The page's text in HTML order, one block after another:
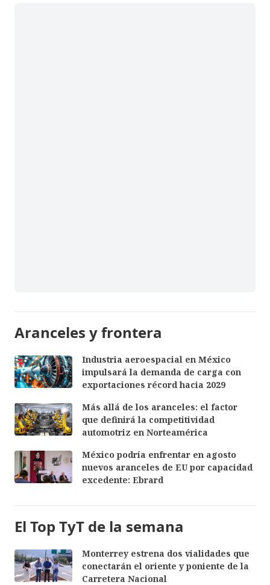
Aranceles y frontera
Industria aeroespacial en México
impulsará la demanda de carga con
exportaciones récord hacia 2029
Más allá de los aranceles: el factor
que definirá la competitividad
automotriz en Norteamérica
México podría enfrentar en agosto
nuevos aranceles de EU por capacidad
excedente: Ebrard
El Top TyT de la semana
Monterrey estrena dos vialidades que
conectarán el oriente y poniente de la
Carretera Nacional